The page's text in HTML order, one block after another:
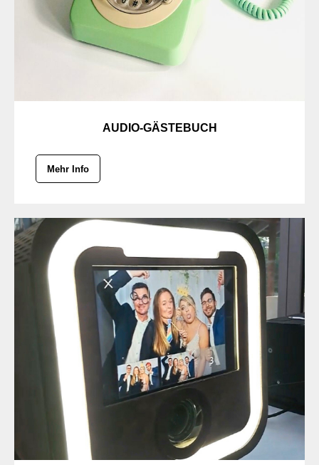
AUDIO-GÄSTEBUCH
Mehr Info